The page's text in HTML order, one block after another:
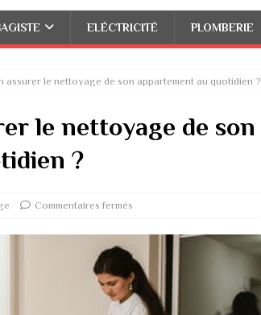
ELÉCTRICITÉ PLOMBERIE
assurer le nettoyage de son appartement au quotidien ?
le nettoyage de son
?
Commentaires fermés